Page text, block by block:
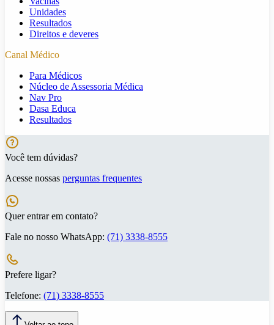
Unidades
Resultados
Direitos e deveres
Canal Médico
Para Médicos
Núcleo de Assessoria Médica
Nav Pro
Dasa Educa
Resultados
Você tem dúvidas?
Acesse nossas perguntas frequentes
Quer entrar em contato?
Fale no nosso WhatsApp: (71) 3338-8555
Prefere ligar?
Telefone: (71) 3338-8555